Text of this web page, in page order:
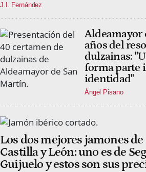
J.I. Fernández
Aldeamayor
años del
dulzainas:
forma parte
identidad"
Ángel Pisano
Los dos mejores jamones de
Castilla y León: uno es de
Guijuelo y estos son sus